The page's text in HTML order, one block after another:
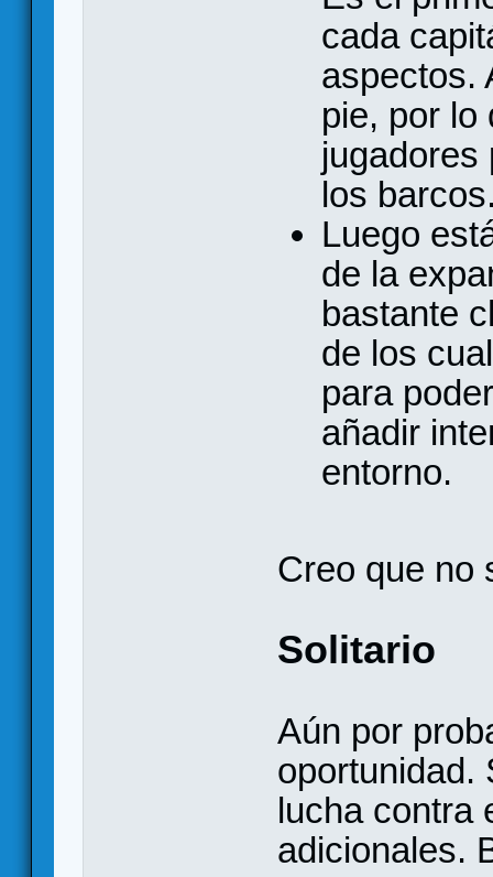
cada
aspectos.
pie, por lo
jugadores
los
Luego
de la
bastante
de los
para
añadir
entorno.
Creo que no
Solitario
Aún por
oportunidad.
lucha contra
adicionales.